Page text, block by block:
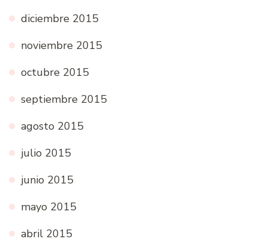
diciembre 2015
noviembre 2015
octubre 2015
septiembre 2015
agosto 2015
julio 2015
junio 2015
mayo 2015
abril 2015